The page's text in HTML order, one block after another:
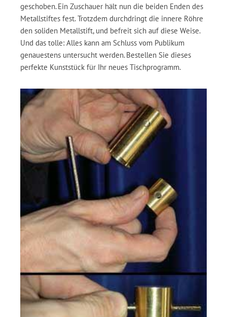
geschoben. Ein Zuschauer hält nun die beiden Enden des
Metallstiftes fest. Trotzdem durchdringt die innere Röhre
den soliden Metallstift, und befreit sich auf diese Weise.
Und das tolle: Alles kann am Schluss vom Publikum
genauestens untersucht werden. Bestellen Sie dieses
perfekte Kunststück für Ihr neues Tischprogramm.